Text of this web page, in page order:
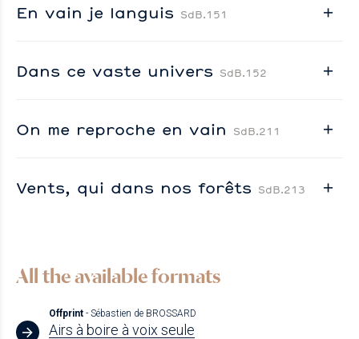
En vain je languis SdB.151
Dans ce vaste univers SdB.152
On me reproche en vain SdB.211
Vents, qui dans nos forêts SdB.213
All the available formats
Offprint - Sébastien de BROSSARD
Airs à boire à voix seule